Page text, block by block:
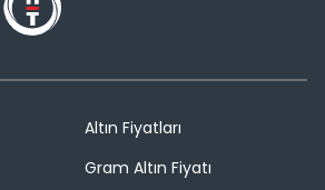
Altın Fiyatları
Gram Altın Fiyatı